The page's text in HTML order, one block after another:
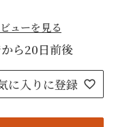
ューを見る
ら20日前後
に入りに登録